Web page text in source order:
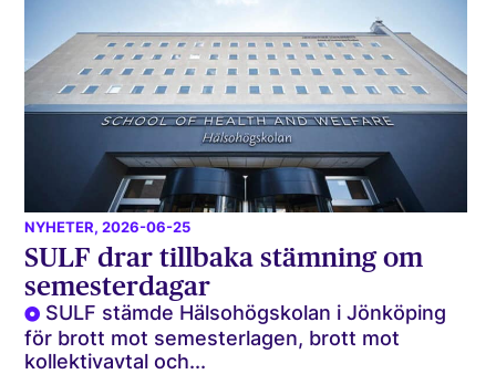
NYHETER, 2026-06-25
SULF drar tillbaka stämning om
semesterdagar
SULF stämde Hälsohögskolan i Jönköping
för brott mot semesterlagen, brott mot
kollektivavtal och...